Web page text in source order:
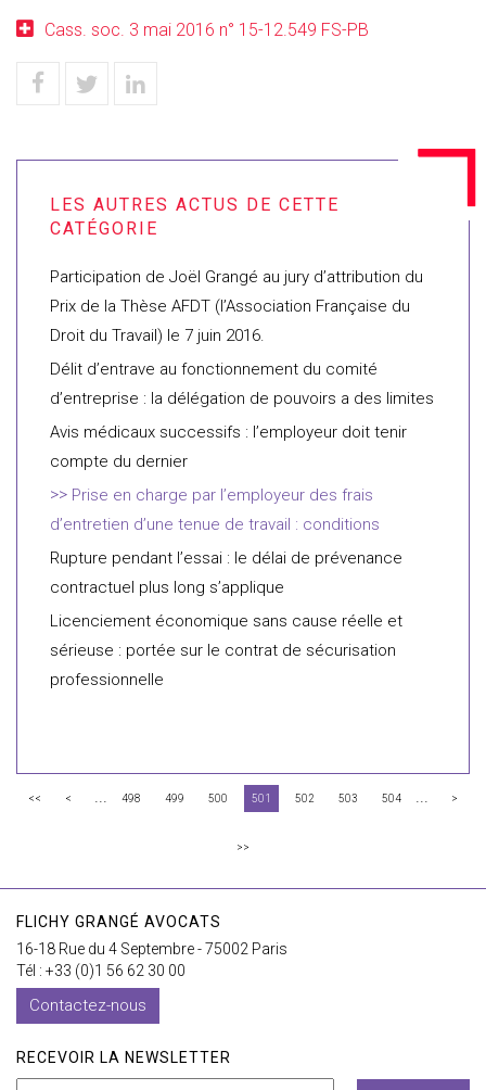
Cass. soc. 3 mai 2016 n° 15-12.549 FS-PB
Participation de Joël Grangé au jury d’attribution du
Prix de la Thèse AFDT (l’Association Française du
Droit du Travail) le 7 juin 2016.
Délit d’entrave au fonctionnement du comité
d’entreprise : la délégation de pouvoirs a des limites
Avis médicaux successifs : l’employeur doit tenir
compte du dernier
Prise en charge par l’employeur des frais
d’entretien d’une tenue de travail : conditions
Rupture pendant l’essai : le délai de prévenance
contractuel plus long s’applique
Licenciement économique sans cause réelle et
sérieuse : portée sur le contrat de sécurisation
professionnelle
<< < ... 498 499 500 501 502 503 504 ... >
>>
FLICHY GRANGÉ AVOCATS
16-18 Rue du 4 Septembre - 75002 Paris
Tél : +33 (0)1 56 62 30 00
Contactez-nous
RECEVOIR LA NEWSLETTER